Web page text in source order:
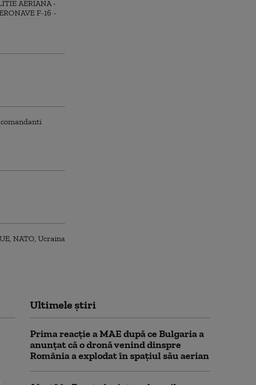
Ultimele știri
Prima reacție a MAE după ce Bulgaria a
anunţat că o dronă venind dinspre
România a explodat în spaţiul său aerian